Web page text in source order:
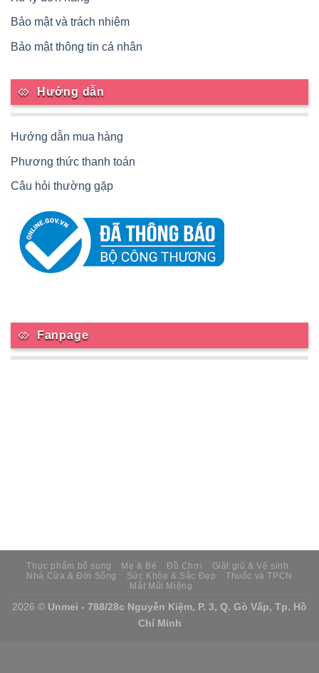
Bảo mật và trách nhiệm
Bảo mật thông tin cá nhân
Hướng dẫn
Hướng dẫn mua hàng
Phương thức thanh toán
Câu hỏi thường gặp
Fanpage
Thực phẩm bổ sung Mẹ & Bé Đồ Chơi
Giặt giũ & Vệ sinh
Nhà Cửa & Đời Sống
Sức Khỏe & Sắc Đẹp
Thuốc và TPCN
Mắt Mũi Miệng
2026 © Unmei - 788/28c Nguyễn Kiệm, P. 3, Q. Gò Vấp, Tp. Hồ
Chí Minh